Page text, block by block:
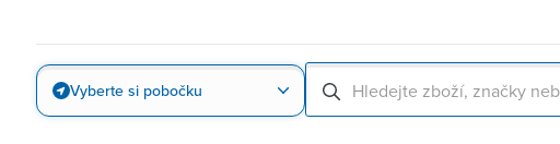
Vyberte si pobočku